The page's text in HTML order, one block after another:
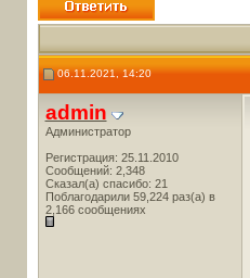
06.11.2021, 14:20
admin
Администратор
Регистрация: 25.11.2010
Сообщений: 2,348
Сказал(а) спасибо: 21
Поблагодарили 59,224 раз(а) в
2,166 сообщениях